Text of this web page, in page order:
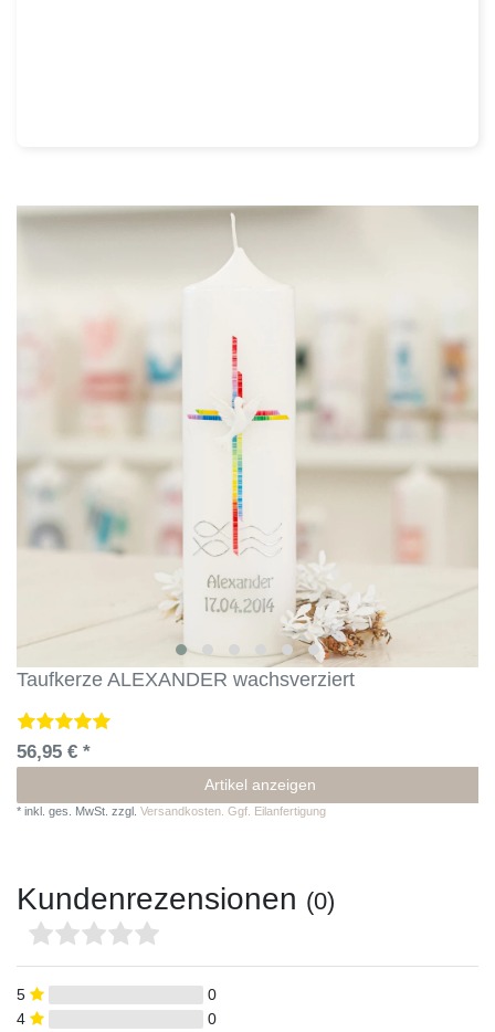
Taufkerze ALEXANDER wachsverziert
56,95 € *
Artikel anzeigen
* inkl. ges. MwSt. zzgl. Versandkosten. Ggf. Eilanfertigung
Kundenrezensionen (0)
5
0
4
0